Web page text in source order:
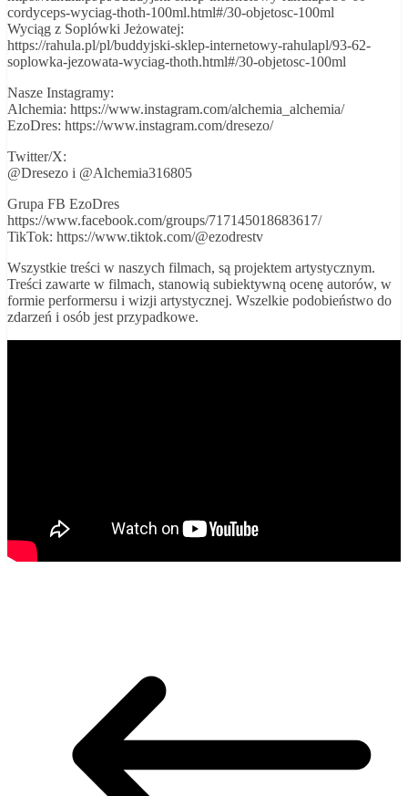
cordyceps-wyciag-thoth-100ml.html#/30-objetosc-100ml
Wyciąg z Soplówki Jeżowatej:
https://rahula.pl/pl/buddyjski-sklep-internetowy-rahulapl/93-62-
soplowka-jezowata-wyciag-thoth.html#/30-objetosc-100ml
Nasze Instagramy:
Alchemia: https://www.instagram.com/alchemia_alchemia/
EzoDres: https://www.instagram.com/dresezo/
Twitter/X:
@Dresezo i @Alchemia316805
Grupa FB EzoDres
https://www.facebook.com/groups/717145018683617/
TikTok: https://www.tiktok.com/@ezodrestv
Wszystkie treści w naszych filmach, są projektem artystycznym.
Treści zawarte w filmach, stanowią subiektywną ocenę autorów, w
formie performersu i wizji artystycznej. Wszelkie podobieństwo do
zdarzeń i osób jest przypadkowe.